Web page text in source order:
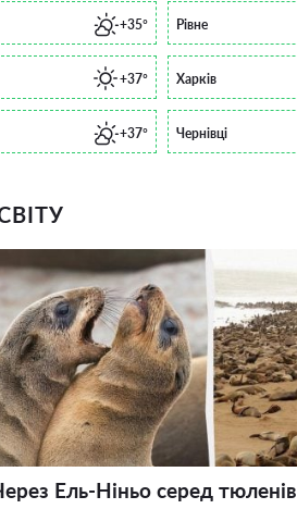
+35° Рівне
+37° Харків
+37° Чернівці
Ель-Ніньо серед тюленів